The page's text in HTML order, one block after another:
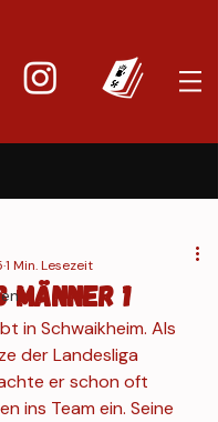
Männer 1
1 Min. Lesezeit
in Schwaikheim. Als
der Landesliga
er schon oft
ins Team ein. Seine